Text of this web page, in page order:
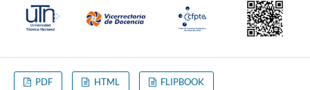
PDF HTML FLIPBOOK